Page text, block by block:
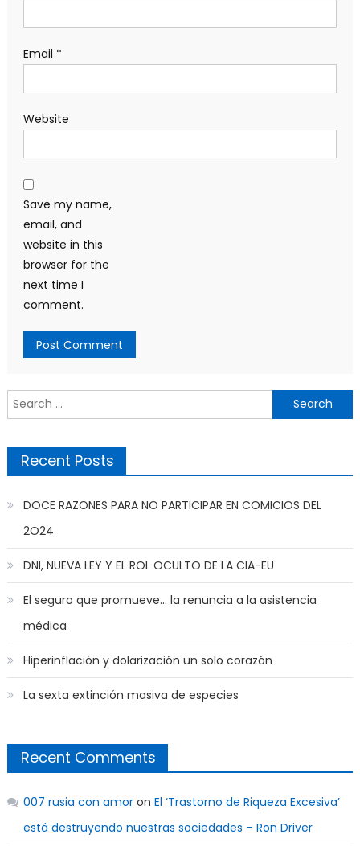
Email *
Website
Save my name,
email, and
website in this
browser for the
next time I
comment.
Search
for:
Recent Posts
DOCE RAZONES PARA NO PARTICIPAR EN COMICIOS DEL
2O24
DNI, NUEVA LEY Y EL ROL OCULTO DE LA CIA-EU
El seguro que promueve… la renuncia a la asistencia
médica
Hiperinflación y dolarización un solo corazón
La sexta extinción masiva de especies
Recent Comments
007 rusia con amoron El ‘Trastorno de Riqueza Excesiva’
está destruyendo nuestras sociedades – Ron Driver